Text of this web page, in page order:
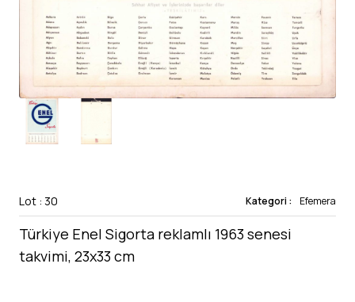
Lot : 30 Kategori : Efemera
Türkiye Enel Sigorta reklamlı 1963 senesi
takvimi, 23x33 cm